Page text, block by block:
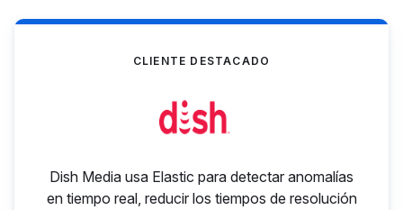
CLIENTE DESTACADO
Dish Media usa Elastic para detectar anomalías
en tiempo real, reducir los tiempos de resolución